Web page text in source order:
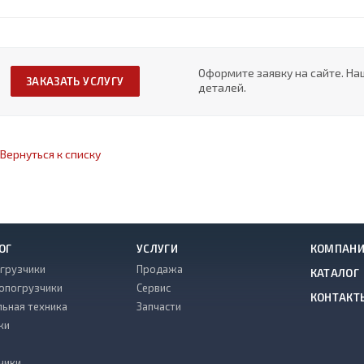
ЗАКАЗАТЬ УСЛУГУ
Оформите заявку на сайте.
деталей.
Вернуться к списку
техника
УСЛУГИ
Продажа
Сервис
Запчасти
КАТАЛОГ